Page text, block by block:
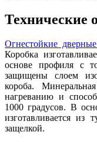
Технические
Огнестойкие
Коробка
основе профиля с
защищены слоем
короба.
нагреванию и
1000 градусов. В
изготавливается из
защелкой.